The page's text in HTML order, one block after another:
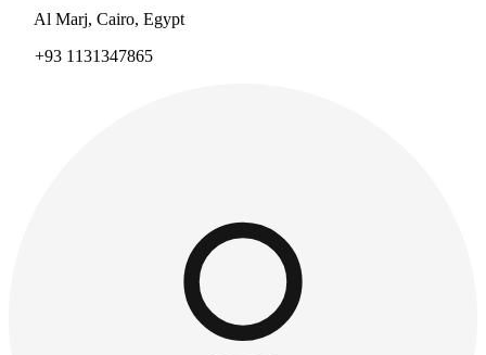
Al Marj, Cairo, Egypt
+93 1131347865